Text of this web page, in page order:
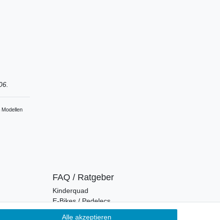
FAQ / Ratgeber
Kinderquad
E-Bikes / Pedelecs
Dirt Bike & Pocketbike
Alle akzeptieren